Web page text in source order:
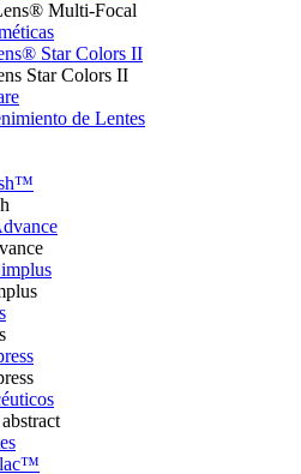
Multi-Focal
Star Colors II
Star Colors II
de Lentes